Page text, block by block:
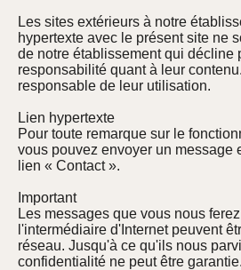
Les sites extérieurs à notre
hypertexte avec le présent site ne
de notre établissement qui décline
responsabilité quant à leur
responsable de leur utilisation.
Lien hypertexte
Pour toute remarque sur le
vous pouvez envoyer un message
lien « Contact ».
Important
Les messages que vous nous
l'intermédiaire d'Internet peuvent
réseau. Jusqu'à ce qu'ils nous
confidentialité ne peut être garantie.